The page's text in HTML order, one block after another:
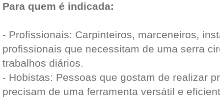
Para quem é indicada:
- Profissionais: Carpinteiros, marceneiros,
profissionais que necessitam de uma serra
trabalhos diários.
- Hobistas: Pessoas que gostam de realizar
precisam de uma ferramenta versátil e